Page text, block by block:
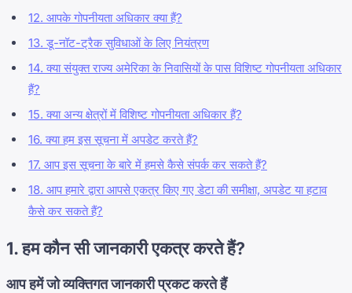
12. आपके गोपनीयता अधिकार क्या हैं?
13. डू-नॉट-ट्रैक सुविधाओं के लिए नियंत्रण
14. क्या संयुक्त राज्य अमेरिका के निवासियों के पास विशिष्ट गोपनीयता अधिकार
हैं?
15. क्या अन्य क्षेत्रों में विशिष्ट गोपनीयता अधिकार हैं?
16. क्या हम इस सूचना में अपडेट करते हैं?
17. आप इस सूचना के बारे में हमसे कैसे संपर्क कर सकते हैं?
18. आप हमारे द्वारा आपसे एकत्र किए गए डेटा की समीक्षा, अपडेट या हटाव
कैसे कर सकते हैं?
1. हम कौन सी जानकारी एकत्र करते हैं?
आप हमें जो व्यक्तिगत जानकारी प्रकट करते हैं